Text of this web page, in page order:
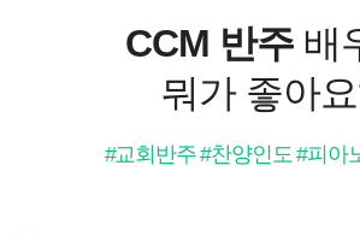
CCM 반주 배
뭐가 좋아
#교회반주 #찬양인도 #피아